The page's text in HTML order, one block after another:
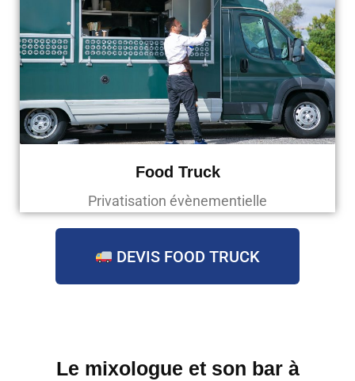
Food Truck
Privatisation évènementielle
DEVIS FOOD TRUCK
Le mixologue et son bar à